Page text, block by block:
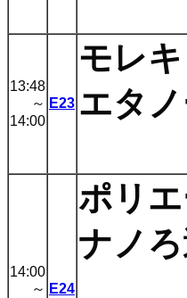
13:48
～
14:00
E23
モレ
エタ
14:00
～ E24
ポリ
ナノ